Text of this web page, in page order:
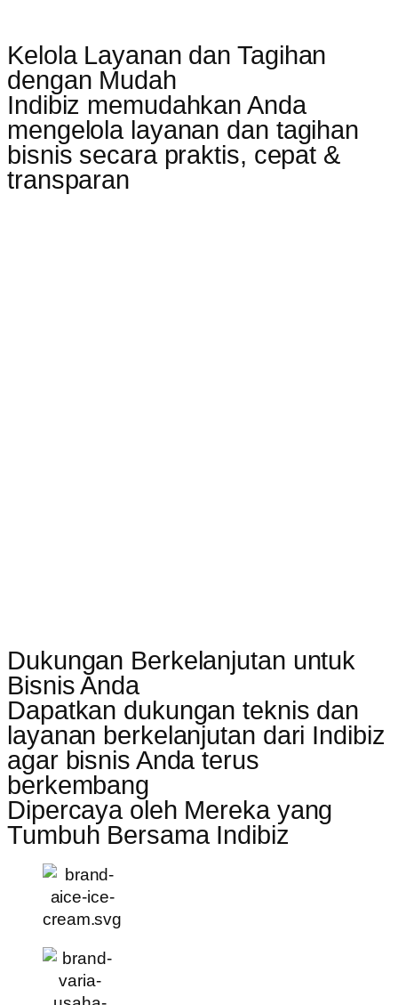
Kelola Layanan dan Tagihan
dengan Mudah
Indibiz memudahkan Anda
mengelola layanan dan tagihan
bisnis secara praktis, cepat &
transparan
Dukungan Berkelanjutan untuk
Bisnis Anda
Dapatkan dukungan teknis dan
layanan berkelanjutan dari Indibiz
agar bisnis Anda terus
berkembang
Dipercaya oleh Mereka yang
Tumbuh Bersama Indibiz